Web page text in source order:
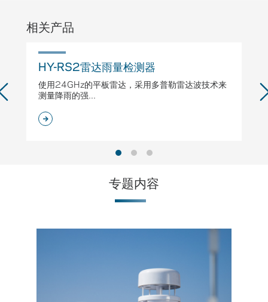
相关产品
HY-RS2雷达雨量检测器
使用24GHz的平板雷达，采用多普勒雷达波技术来
测量降雨的强...
专题内容